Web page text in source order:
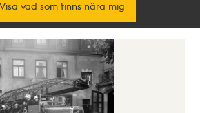
Visa vad som finns nära mig